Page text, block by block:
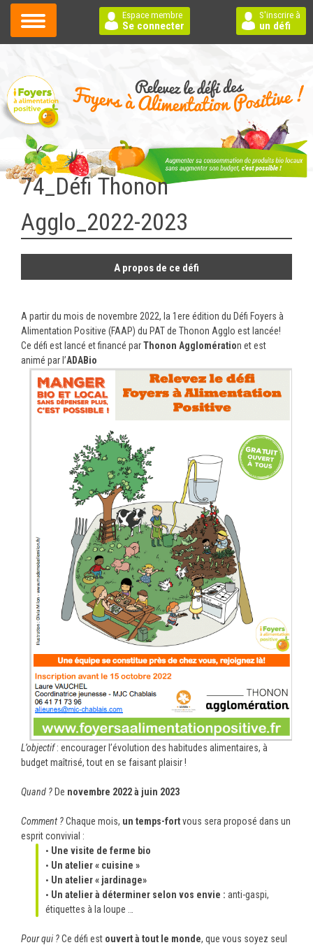
Espace membre
Se connecter
S'inscrire à
un défi
74_Défi Thonon
Agglo_2022-2023
A propos de ce défi
A partir du mois de novembre 2022, la 1ere édition du Défi Foyers à
Alimentation Positive (FAAP) du PAT de Thonon Agglo est lancée!
Ce défi est lancé et financé parThonon Agglomération et est
animé par l’ADABio
L’objectif: encourager l’évolution des habitudes alimentaires, à
budget maîtrisé, tout en se faisant plaisir !
Quand ?De novembre 2022 à juin 2023
Comment ?Chaque mois, un temps-fortvous sera proposé dans un
esprit convivial :
Une visite de ferme bio
Un atelier « cuisine »
Un atelier « jardinage»
Un atelier à déterminer selon vos envie : anti-gaspi,
étiquettes à la loupe …
Pour qui ?Ce défi est ouvert à tout le monde, que vous soyez seul